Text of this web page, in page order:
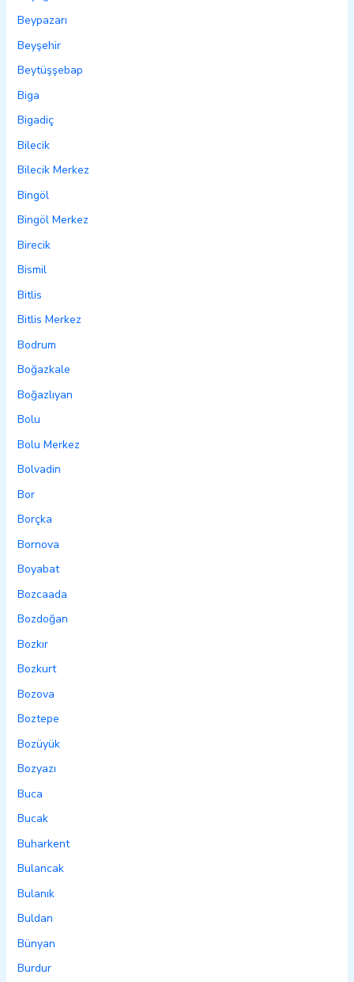
Beypazarı
Beyşehir
Beytüşşebap
Biga
Bigadiç
Bilecik
Bilecik Merkez
Bingöl
Bingöl Merkez
Birecik
Bismil
Bitlis
Bitlis Merkez
Bodrum
Boğazkale
Boğazlıyan
Bolu
Bolu Merkez
Bolvadin
Bor
Borçka
Bornova
Boyabat
Bozcaada
Bozdoğan
Bozkır
Bozkurt
Bozova
Boztepe
Bozüyük
Bozyazı
Buca
Bucak
Buharkent
Bulancak
Bulanık
Buldan
Bünyan
Burdur